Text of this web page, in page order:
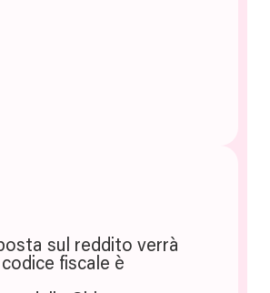
sul reddito verrà
fiscale è